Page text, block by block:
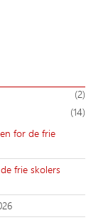
(2)
(14)
for de frie
frie skolers